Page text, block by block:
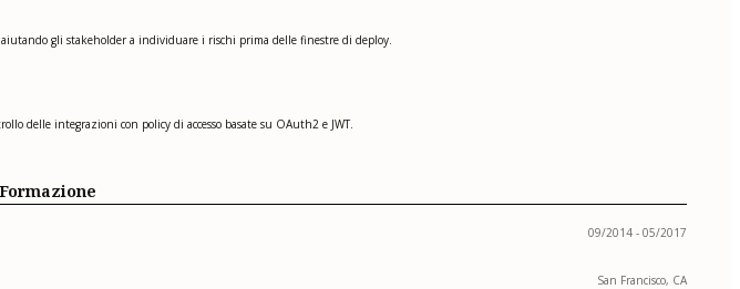
gli stakeholder a individuare i rischi prima delle finestre di deploy.
delle integrazioni con policy di accesso basate su OAuth2 e JWT.
09/2014 - 05/2017
San Francisco, CA